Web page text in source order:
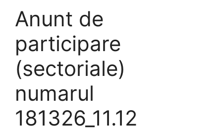
Anunt de
participare
(sectoriale)
numarul
181326_11.12